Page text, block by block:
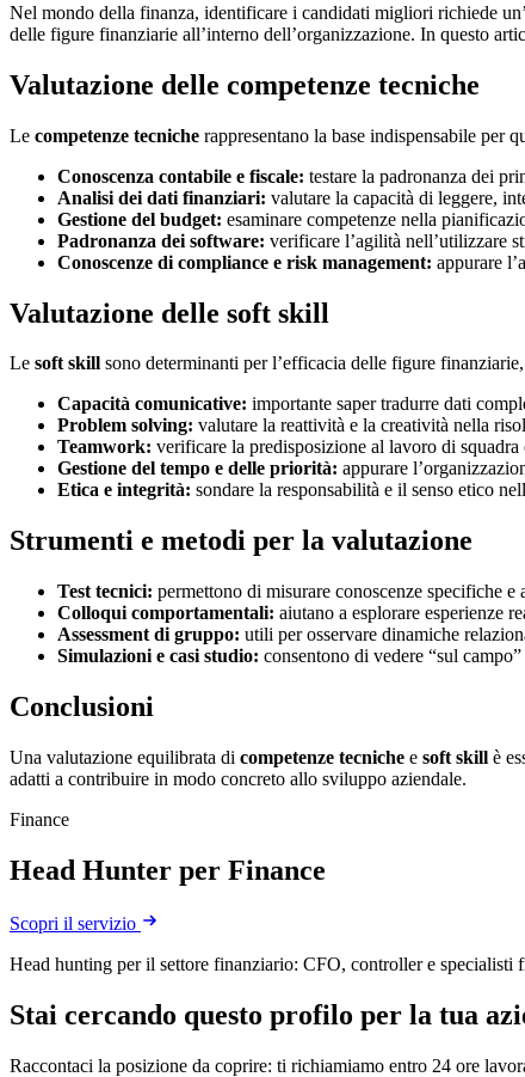
Nel mondo della finanza, identificare i candidati migliori richiede
delle figure finanziarie all’interno dell’organizzazione. In questo
Valutazione delle competenze tecniche
Le competenze tecniche rappresentano la base indispensabile per
Conoscenza contabile e fiscale: testare la padronanza dei
Analisi dei dati finanziari: valutare la capacità di leggere,
Gestione del budget: esaminare competenze nella
Padronanza dei software: verificare l’agilità nell’utilizzare
Conoscenze di compliance e risk management: appurare
Valutazione delle soft skill
Le soft skill sono determinanti per l’efficacia delle figure
Capacità comunicative: importante saper tradurre dati
Problem solving: valutare la reattività e la creatività nella
Teamwork: verificare la predisposizione al lavoro di
Gestione del tempo e delle priorità: appurare
Etica e integrità: sondare la responsabilità e il senso etico
Strumenti e metodi per la valutazione
Test tecnici: permettono di misurare conoscenze specifiche e
Colloqui comportamentali: aiutano a esplorare esperienze
Assessment di gruppo: utili per osservare dinamiche
Simulazioni e casi studio: consentono di vedere “sul
Conclusioni
Una valutazione equilibrata di competenze tecniche e soft skill è
adatti a contribuire in modo concreto allo sviluppo aziendale.
Finance
Head Hunter per Finance
Scopri il servizio
Head hunting per il settore finanziario: CFO, controller e
Stai cercando questo profilo per la tua
Raccontaci la posizione da coprire: ti richiamiamo entro 24 ore